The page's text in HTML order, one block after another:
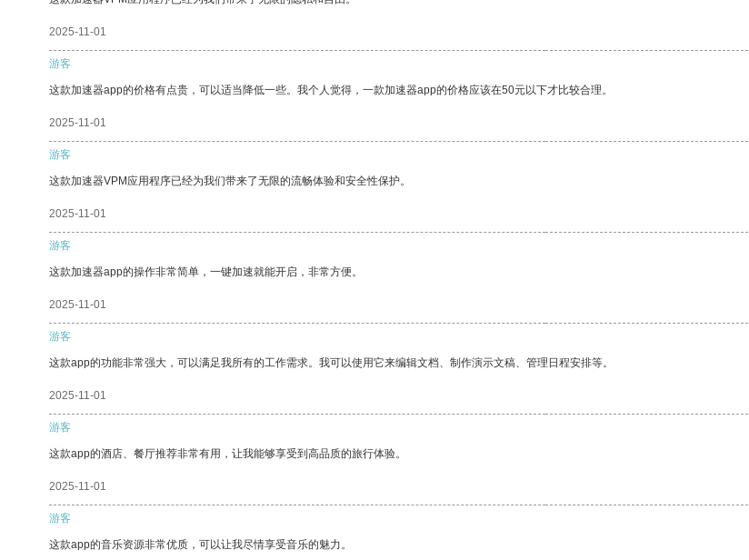
2025-11-01
游客
这款加速器app的价格有点贵，可以适当降低一些。我个人觉得，一款加速器app的价格应该在50元以下才比较合理。
2025-11-01
游客
这款加速器VPM应用程序已经为我们带来了无限的流畅体验和安全性保护。
2025-11-01
游客
这款加速器app的操作非常简单，一键加速就能开启，非常方便。
2025-11-01
游客
这款app的功能非常强大，可以满足我所有的工作需求。我可以使用它来编辑文档、制作演示文稿、管理日程安排等。
2025-11-01
游客
这款app的酒店、餐厅推荐非常有用，让我能够享受到高品质的旅行体验。
2025-11-01
游客
这款app的音乐资源非常优质，可以让我尽情享受音乐的魅力。